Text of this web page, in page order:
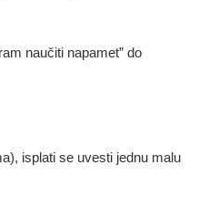
naučiti napamet” do
isplati se uvesti jednu malu